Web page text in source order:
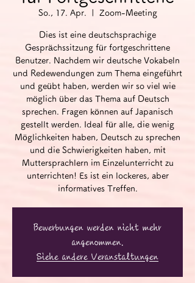
So., 17. Apr. Zoom-Meeting
Dies ist eine deutschsprachige
Gesprächssitzung für fortgeschrittene
Benutzer. Nachdem wir deutsche Vokabeln
und Redewendungen zum Thema eingeführt
und geübt haben, werden wir so viel wie
möglich über das Thema auf Deutsch
sprechen. Fragen können auf Japanisch
gestellt werden. Ideal für alle, die wenig
Möglichkeiten haben, Deutsch zu sprechen
und die Schwierigkeiten haben, mit
Muttersprachlern im Einzelunterricht zu
unterrichten! Es ist ein lockeres, aber
informatives Treffen.
Bewerbungen werden nicht mehr
angenommen.
Siehe andere Veranstaltungen